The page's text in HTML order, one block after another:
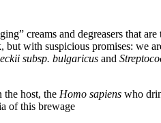
creams and degreasers that
with suspicious promises: we
subsp. bulgaricus and
the host, the Homo sapiens who
of this brewage